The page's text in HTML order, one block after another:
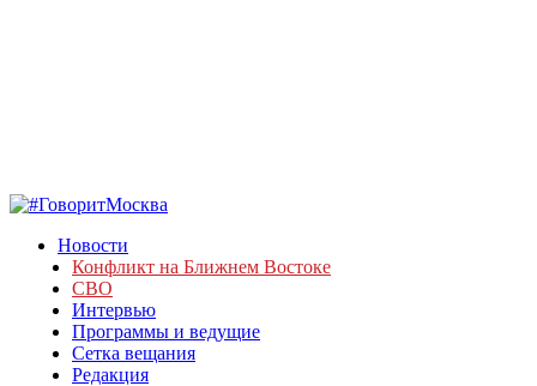
Новости
Конфликт на Ближнем Востоке
СВО
Интервью
Программы и ведущие
Сетка вещания
Редакция